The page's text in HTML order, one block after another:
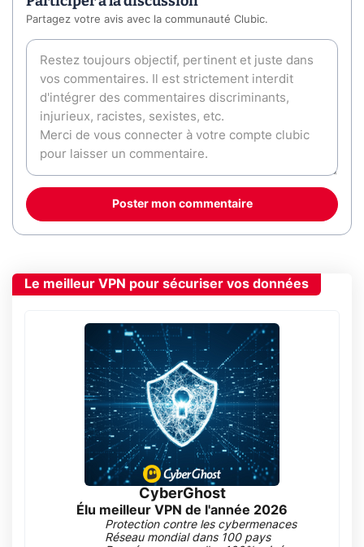
Partagez votre avis avec la communauté Clubic.
Poster mon commentaire
Le meilleur VPN pour sécuriser vos données
CyberGhost
Élu meilleur VPN de l'année 2026
Protection contre les cybermenaces
Réseau mondial dans 100 pays